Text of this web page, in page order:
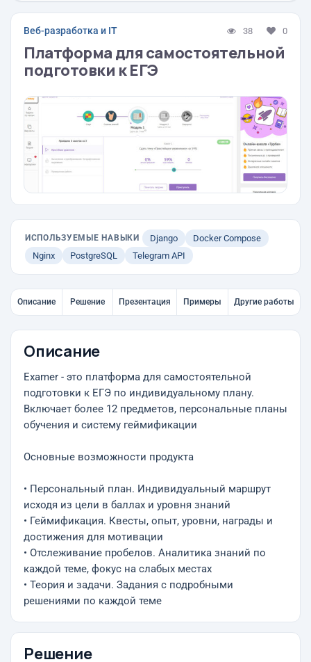
Веб-разработка и IT 38 0
Платформа для самостоятельной
подготовки к ЕГЭ
ИСПОЛЬЗУЕМЫЕ НАВЫКИ Django
Docker Compose
Nginx
PostgreSQL Telegram API
Описание Решение Презентация Примеры Другие работы
Описание
Examer - это платформа для самостоятельной
подготовки к ЕГЭ по индивидуальному плану.
Включает более 12 предметов, персональные планы
обучения и систему геймификации
Основные возможности продукта
• Персональный план. Индивидуальный маршрут
исходя из цели в баллах и уровня знаний
• Геймификация. Квесты, опыт, уровни, награды и
достижения для мотивации
• Отслеживание пробелов. Аналитика знаний по
каждой теме, фокус на слабых местах
• Теория и задачи. Задания с подробными
решениями по каждой теме
Решение